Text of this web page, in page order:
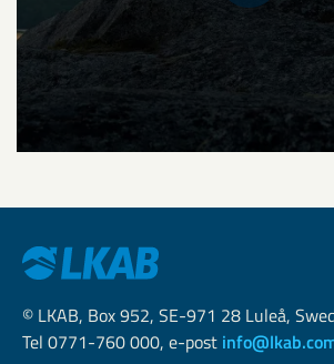
© LKAB, Box 952, SE-971 28 Luleå,
Tel 0771-760 000, e-post